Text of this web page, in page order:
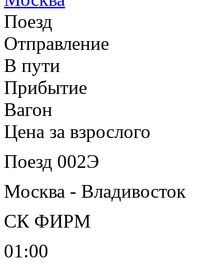
Поезд
Отправление
В пути
Прибытие
Вагон
Цена за взрослого
Поезд 002Э
Москва - Владивосток
СК ФИРМ
01:00